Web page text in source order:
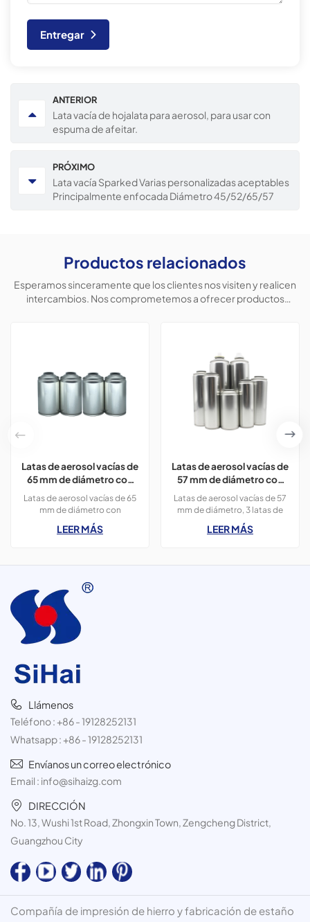
Entregar
ANTERIOR
Lata vacía de hojalata para aerosol, para usar con
espuma de afeitar.
PRÓXIMO
Lata vacía Sparked Varias personalizadas aceptables
Principalmente enfocada Diámetro 45/52/65/57
Productos relacionados
Esperamos sinceramente que los clientes nos visiten y realicen
intercambios. Nos comprometemos a ofrecer productos
Latas de aerosol vacías de
65 mm de diámetro con
impresión en colores
CMYK de 300 ml para
Latas de aerosol vacías de 65
mm de diámetro con
impresión en colores CMYK de
400 ml para pintura en
LEER MÁS
Latas de aerosol vacías de
57 mm de diámetro con
impresión para productos
de limpieza.
Latas de aerosol vacías de 57
mm de diámetro, 3 latas de
300 ml. Se pueden usar para
productos de limpieza,
LEER MÁS
Llámenos
Teléfono :+86 - 19128252131
Whatsapp :+86 - 19128252131
Envíanos un correo electrónico
Email : info@sihaizg.com
DIRECCIÓN
No. 13, Wushi 1st Road, Zhongxin Town, Zengcheng District,
Guangzhou City
Compañía de impresión de hierro y fabricación de estaño